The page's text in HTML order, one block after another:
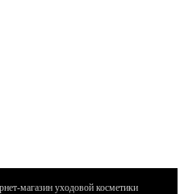
магазин уходовой косметики